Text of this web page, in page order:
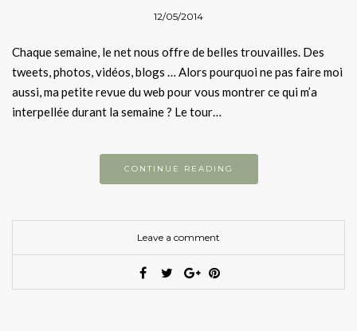
12/05/2014
Chaque semaine, le net nous offre de belles trouvailles. Des
tweets, photos, vidéos, blogs … Alors pourquoi ne pas faire moi
aussi, ma petite revue du web pour vous montrer ce qui m’a
interpellée durant la semaine ? Le tour…
CONTINUE READING
Leave a comment